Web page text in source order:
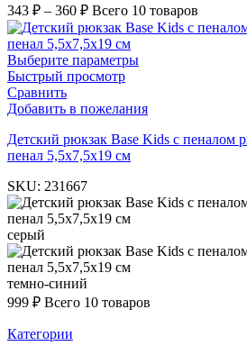
343 ₽ – 360 ₽ Всего 10 товаров
Выберите параметры
Быстрый просмотр
Сравнить
Добавить в пожелания
Детский рюкзак Base Kids с пеналом
пенал 5,5х7,5х19 см
SKU: 231667
серый
темно-синий
999 ₽ Всего 10 товаров
Категории